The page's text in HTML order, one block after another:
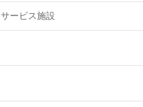
サービス施設